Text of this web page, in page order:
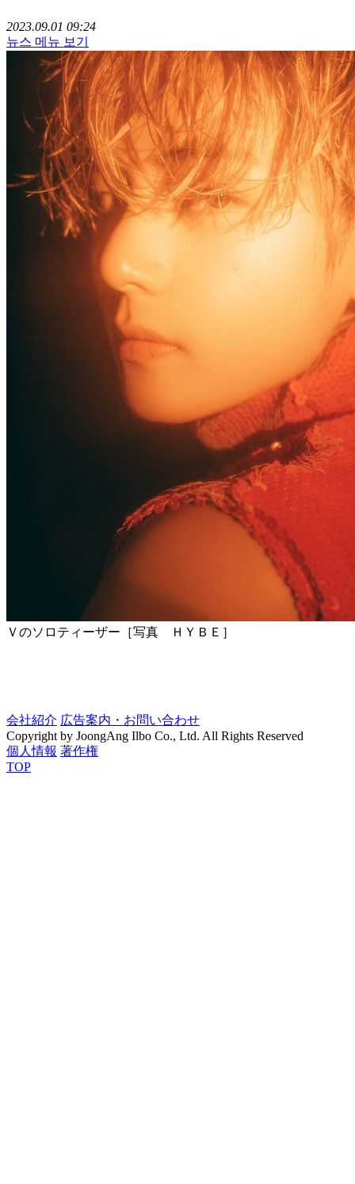
2023.09.01 09:24
뉴스 메뉴 보기
Ｖのソロティーザー［写真 ＨＹＢＥ］
会社紹介 広告案内・お問い合わせ
Copyright by JoongAng Ilbo Co., Ltd. All Rights Reserved
個人情報 著作権
TOP